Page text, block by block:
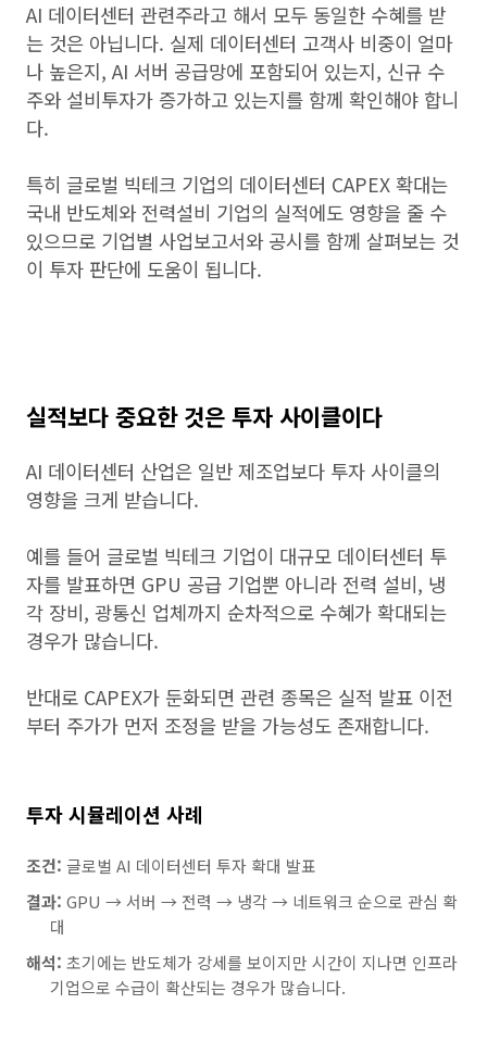
AI 데이터센터 관련주라고 해서 모두 동일한 수혜를 받
는 것은 아닙니다. 실제 데이터센터 고객사 비중이 얼마
나 높은지, AI 서버 공급망에 포함되어 있는지, 신규 수
주와 설비투자가 증가하고 있는지를 함께 확인해야 합니
다.
특히 글로벌 빅테크 기업의 데이터센터 CAPEX 확대는
국내 반도체와 전력설비 기업의 실적에도 영향을 줄 수
있으므로 기업별 사업보고서와 공시를 함께 살펴보는 것
이 투자 판단에 도움이 됩니다.
실적보다 중요한 것은 투자 사이클이다
AI 데이터센터 산업은 일반 제조업보다 투자 사이클의
영향을 크게 받습니다.
예를 들어 글로벌 빅테크 기업이 대규모 데이터센터 투
자를 발표하면 GPU 공급 기업뿐 아니라 전력 설비, 냉
각 장비, 광통신 업체까지 순차적으로 수혜가 확대되는
경우가 많습니다.
반대로 CAPEX가 둔화되면 관련 종목은 실적 발표 이전
부터 주가가 먼저 조정을 받을 가능성도 존재합니다.
투자 시뮬레이션 사례
조건: 글로벌 AI 데이터센터 투자 확대 발표
결과: GPU → 서버 → 전력 → 냉각 → 네트워크 순으로 관심 확
대
해석: 초기에는 반도체가 강세를 보이지만 시간이 지나면 인프라
기업으로 수급이 확산되는 경우가 많습니다.